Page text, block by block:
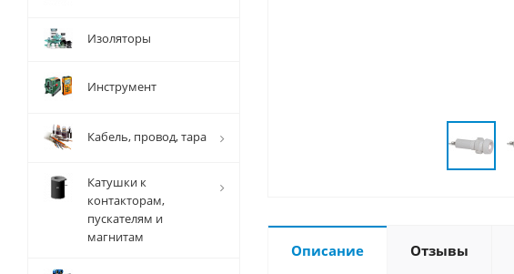
Описание Отзывы
Изоляторы
Инструмент
Кабель, провод, тара
Катушки к
контакторам,
пускателям и
магнитам